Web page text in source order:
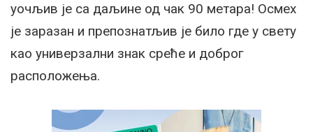
уочљив је са даљине од чак 90 метара! Осмех
је заразан и препознатљив је било где у свету
као универзални знак среће и доброг
расположења.